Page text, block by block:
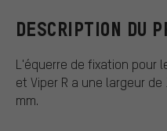
DESCRIPTION DU
L'équerre de fixation pour
et Viper R a une largeur
mm.